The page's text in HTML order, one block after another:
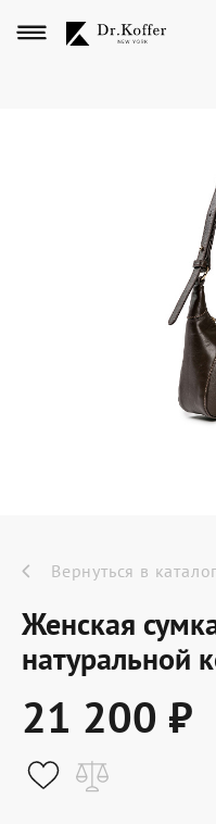
Дорожная
Мужская
Женская
Подарки и
Dr.Koffer
Новинки
Акции
О компании
Вернуться в каталог
Женская
натуральной
21 200 ₽